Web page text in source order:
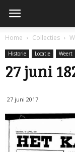
Home Collecties
Historie Locatie Weert
27 juni
27 juni 2017